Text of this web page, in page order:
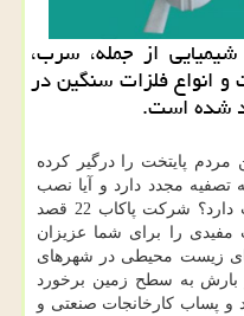
از جمله، سرب،
و انواع فلزات سنگین در
شده است.
پایتخت را درگیر کرده
تصفیه مجدد دارد و آیا نصب
در تهران ضرورت دارد؟ شرکت پاکاب 22 قصد
مفیدی را برای شما عزیزان
های زیست محیطی در شهرهای
بارش به سطح زمین برخورد
و پساب کارخانجات صنعتی و